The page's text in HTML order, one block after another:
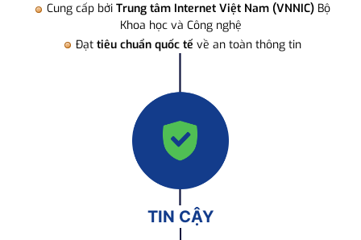
Cung cấp bởi Trung tâm Internet Việt Nam (VNNIC) Bộ
Khoa học và Công nghệ
Đạt tiêu chuẩn quốc tế về an toàn thông tin
TIN CẬY